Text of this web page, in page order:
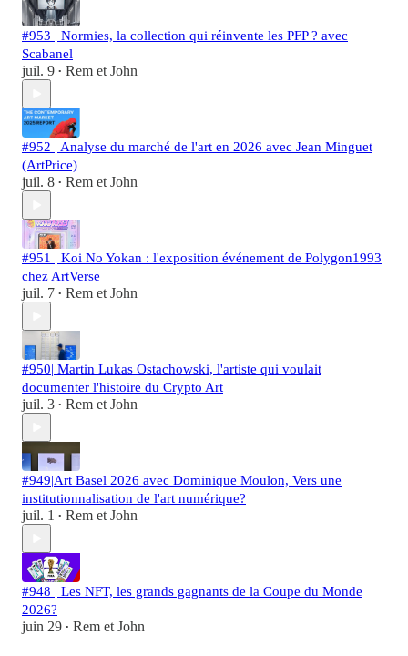
#953 | Normies, la collection qui réinvente les PFP ? avec
Scabanel
juil. 9 • Rem et John
#952 | Analyse du marché de l'art en 2026 avec Jean Minguet
(ArtPrice)
juil. 8 • Rem et John
#951 | Koi No Yokan : l'exposition événement de Polygon1993
chez ArtVerse
juil. 7 • Rem et John
#950| Martin Lukas Ostachowski, l'artiste qui voulait
documenter l'histoire du Crypto Art
juil. 3 • Rem et John
#949|Art Basel 2026 avec Dominique Moulon, Vers une
institutionnalisation de l'art numérique?
juil. 1 • Rem et John
#948 | Les NFT, les grands gagnants de la Coupe du Monde
2026?
juin 29 • Rem et John